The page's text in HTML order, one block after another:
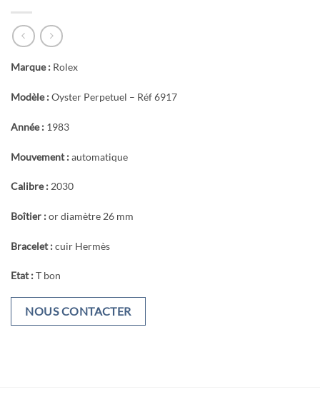
Marque : Rolex
Modèle :Oyster Perpetuel – Réf 6917
Année : 1983
Mouvement :automatique
Calibre : 2030
Boîtier :or diamètre 26 mm
Bracelet :cuir Hermès
Etat :T bon
NOUS CONTACTER